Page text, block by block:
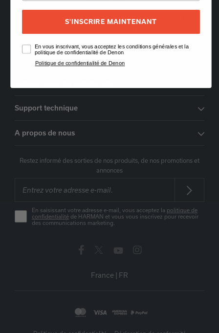
Oude Stadsgracht 1, 5611DD Eindhoven, NL
Trouver un Revendeur
Support technique
A propos de nous
Restez informé des sorties de nos produits, de nos promotions et
annonces
En saisissant votre adresse e-mail, vous acceptez la politique de
confidentialité de HARMAN et vous vous inscrivez pour recevoir
des communications marketing.
France | FR
S'INSCRIRE MAINTENANT
En vous inscrivant, vous acceptez les conditions générales et la
politique de confidentialité de Denon
Politique de confidentialité de Denon